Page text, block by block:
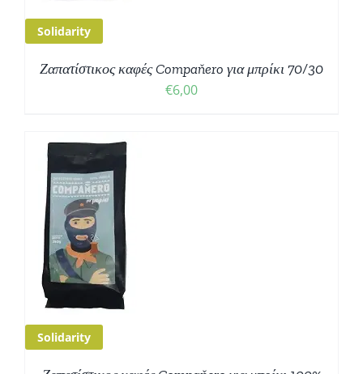
Solidarity
Ζαπατίστικος καφές Compaňero για μπρίκι 70/30
€6,00
Solidarity